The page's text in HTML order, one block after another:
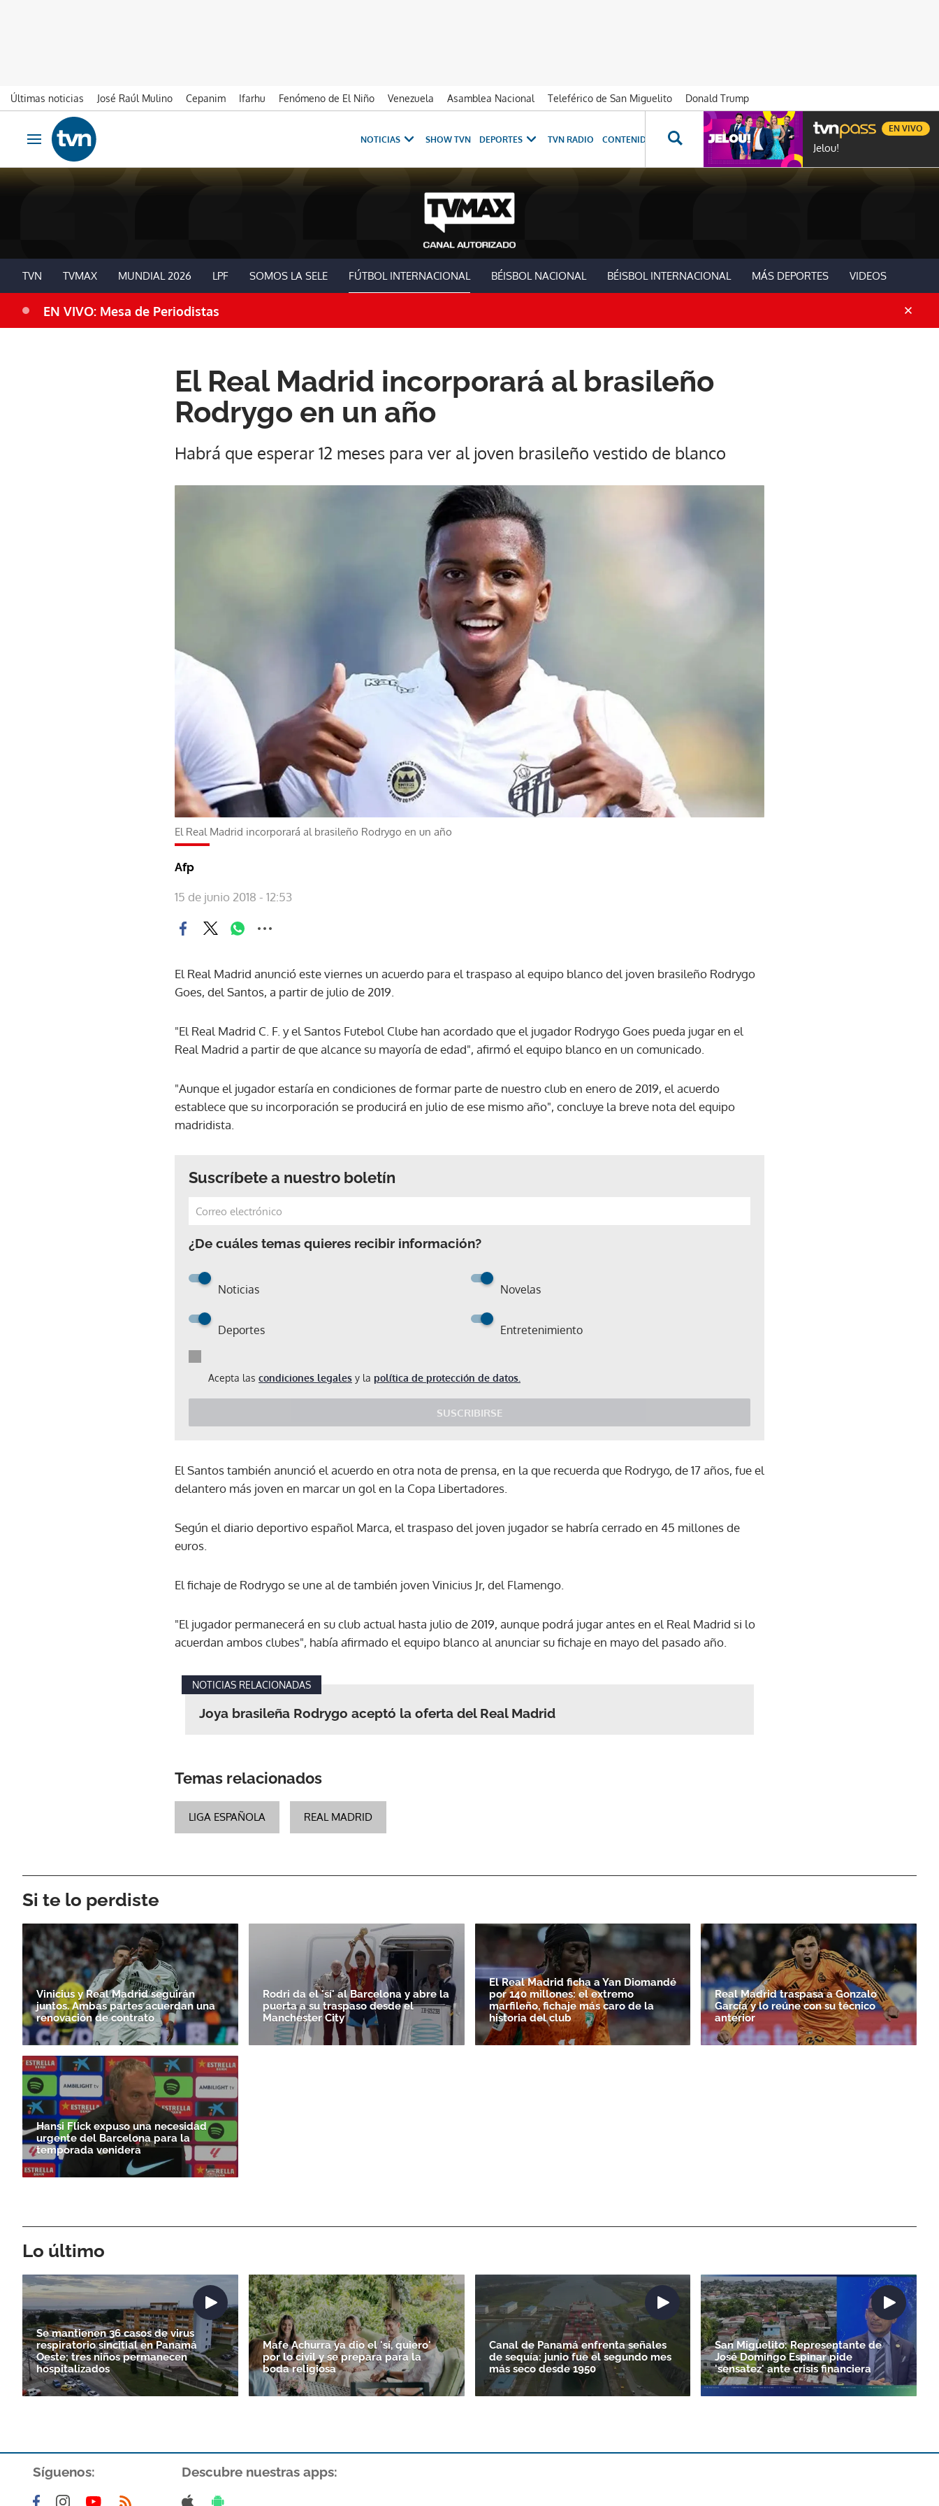
Últimas noticias José Raúl Mulino Cepanim Ifarhu Fenómeno de El Niño Venezuela Asamblea Nacional Teleférico de San Miguelito
Donald Trump
Ir al contenido
Obrir navegació
NOTICIAS SHOW TVN DEPORTES TVN RADIO CONTENIDOS ESPECIALES NOVELAS PROGRAMAS GENTE TVN
Jelou!
EN VIVO
TVN TVMAX MUNDIAL 2026 LPF SOMOS LA SELE FÚTBOL INTERNACIONAL BÉISBOL NACIONAL BÉISBOL INTERNACIONAL MÁS DEPORTES VIDEOS
EN VIVO: Mesa de Periodistas
El Real Madrid incorporará al brasileño
Rodrygo en un año
Habrá que esperar 12 meses para ver al joven brasileño vestido de blanco
El Real Madrid incorporará al brasileño Rodrygo en un año
Afp
15 de junio 2018 - 12:53
El Real Madrid anunció este viernes un acuerdo para el traspaso al equipo blanco del joven brasileño Rodrygo
Goes, del Santos, a partir de julio de 2019.
"El Real Madrid C. F. y el Santos Futebol Clube han acordado que el jugador Rodrygo Goes pueda jugar en el
Real Madrid a partir de que alcance su mayoría de edad", afirmó el equipo blanco en un comunicado.
"Aunque el jugador estaría en condiciones de formar parte de nuestro club en enero de 2019, el acuerdo
establece que su incorporación se producirá en julio de ese mismo año", concluye la breve nota del equipo
madridista.
Suscríbete a nuestro boletín
¿De cuáles temas quieres recibir información?
Noticias Novelas
Deportes Entretenimiento
Acepta las condiciones legales y la política de protección de datos.
SUSCRIBIRSE
El Santos también anunció el acuerdo en otra nota de prensa, en la que recuerda que Rodrygo, de 17 años, fue el
delantero más joven en marcar un gol en la Copa Libertadores.
Según el diario deportivo español Marca, el traspaso del joven jugador se habría cerrado en 45 millones de
euros.
El fichaje de Rodrygo se une al de también joven Vinicius Jr, del Flamengo.
"El jugador permanecerá en su club actual hasta julio de 2019, aunque podrá jugar antes en el Real Madrid si lo
acuerdan ambos clubes", había afirmado el equipo blanco al anunciar su fichaje en mayo del pasado año.
NOTICIAS RELACIONADAS
Joya brasileña Rodrygo aceptó la oferta del Real Madrid
Temas relacionados
LIGA ESPAÑOLA REAL MADRID
Si te lo perdiste
Vinicius y Real Madrid seguirán
juntos. Ambas partes acuerdan una
renovación de contrato
Rodri da el 'sí' al Barcelona y abre la
puerta a su traspaso desde el
Manchester City
El Real Madrid ficha a Yan Diomandé
por 140 millones: el extremo
marfileño, fichaje más caro de la
historia del club
Real Madrid traspasa a Gonzalo
García y lo reúne con su técnico
anterior
Hansi Flick expuso una necesidad
urgente del Barcelona para la
temporada venidera
Lo último
Se mantienen 36 casos de virus
respiratorio sincitial en Panamá
Oeste; tres niños permanecen
hospitalizados
Mafe Achurra ya dio el 'sí, quiero'
por lo civil y se prepara para la
boda religiosa
Canal de Panamá enfrenta señales
de sequía: junio fue el segundo mes
más seco desde 1950
San Miguelito: Representante de
José Domingo Espinar pide
'sensatez' ante crisis financiera
Síguenos: Descubre nuestras apps: